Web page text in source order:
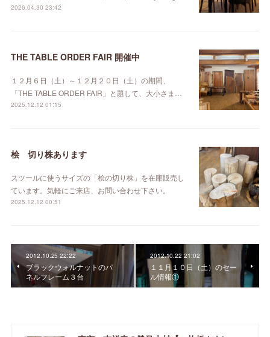
2026.04.30 23:42
THE TABLE ORDER FAIR 開催中
１２月６日（土）～１２月２０日（土）の期間、
「THE TABLE ORDER FAIR」と題して、大小さま…
2025.12.12 01:15
桧 切り株あります
スツールに使うサイズの「桧の切り株」を在庫販売し
ています。気軽にご来店、お問い合わせ下さい。
2025.12.12 00:51
2012.10.25 22:22
ブラックウォルナットのパ
ネルフレーム３台
2012.10.22 21:02
１１月１０日（土）のセー
ル情報①